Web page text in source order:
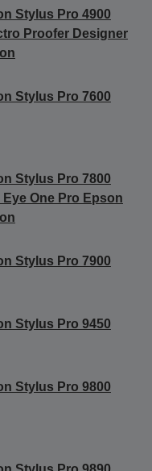
Stylus Pro 4900
Proofer Designer
Stylus Pro 7600
Stylus Pro 7800
Eye One Pro Epson
Stylus Pro 7900
Stylus Pro 9450
Stylus Pro 9800